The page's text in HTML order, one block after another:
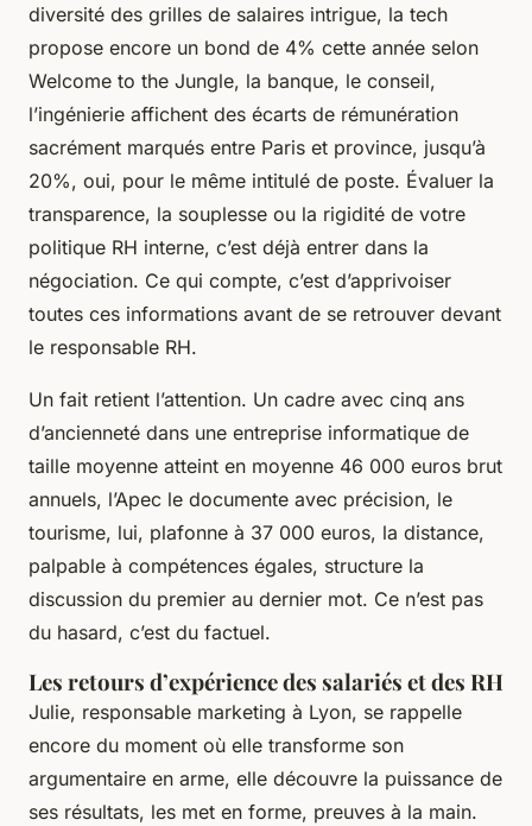
diversité des grilles de salaires intrigue, la tech
propose encore un bond de 4% cette année selon
Welcome to the Jungle, la banque, le conseil,
l’ingénierie affichent des écarts de rémunération
sacrément marqués entre Paris et province, jusqu’à
20%, oui, pour le même intitulé de poste. Évaluer la
transparence, la souplesse ou la rigidité de votre
politique RH interne, c’est déjà entrer dans la
négociation. Ce qui compte, c’est d’apprivoiser
toutes ces informations avant de se retrouver devant
le responsable RH.
Un fait retient l’attention. Un cadre avec cinq ans
d’ancienneté dans une entreprise informatique de
taille moyenne atteint en moyenne 46 000 euros brut
annuels, l’Apec le documente avec précision, le
tourisme, lui, plafonne à 37 000 euros, la distance,
palpable à compétences égales, structure la
discussion du premier au dernier mot. Ce n’est pas
du hasard, c’est du factuel.
Les retours d’expérience des salariés et des RH
Julie, responsable marketing à Lyon, se rappelle
encore du moment où elle transforme son
argumentaire en arme, elle découvre la puissance de
ses résultats, les met en forme, preuves à la main.